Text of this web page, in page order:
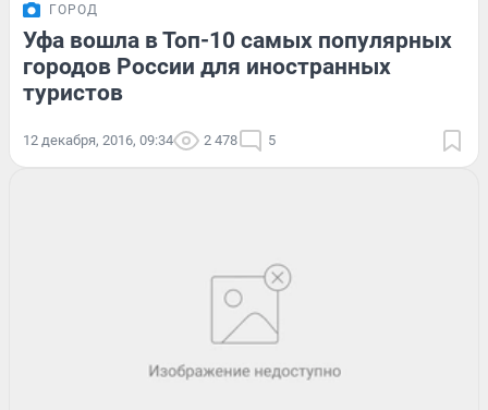
ГОРОД
Уфа вошла в Топ-10 самых популярных
городов России для иностранных
туристов
12 декабря, 2016, 09:34 2 478 5